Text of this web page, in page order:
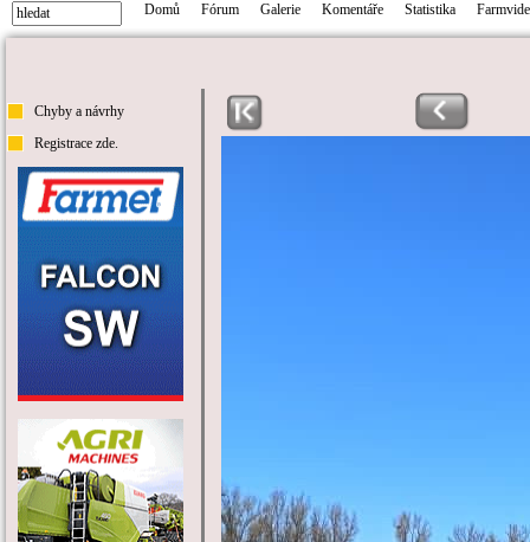
Domů Fórum Galerie Komentáře Statistika
Chyby a návrhy
Registrace zde.